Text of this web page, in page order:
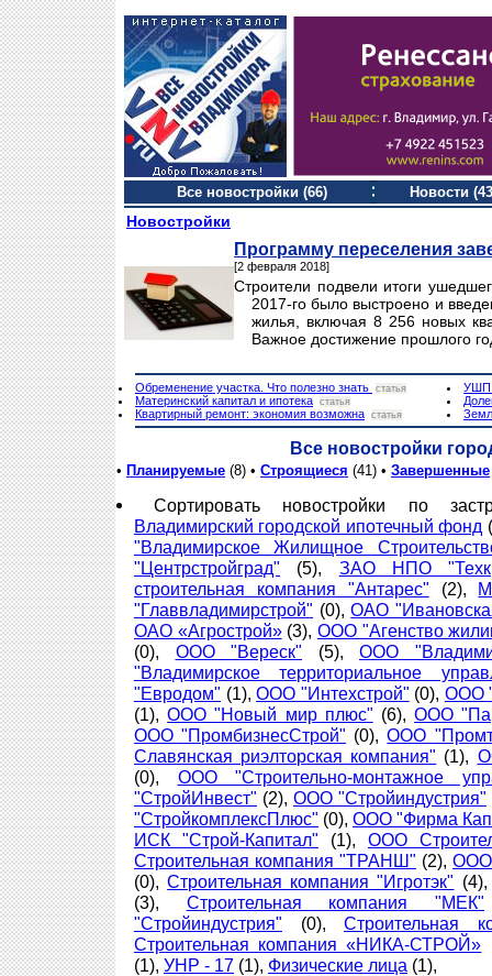
Все новостройки (66) Новости
Новостройки
Программу переселения
[2 февраля 2018]
Строители подвели итоги
2017-го было выстроено и
жилья, включая 8 256 новых
Важное достижение прошлого
Обременение участка. Что полезно знать статья
Материнский капитал и ипотека статья
Квартирный ремонт: экономия возможна статья
УШП.
Все новостройки
• Планируемые (8) • Строящиеся (41) • Завершенные
Сортировать новостройки по
Владимирский городской ипотечный фонд
"Владимирское Жилищное
"Центрстройград" (5), ЗАО НПО
строительная компания "Антарес" (2),
"Главвладимирстрой" (0),ОАО
ОАО «Агрострой»(3), ООО "Агенство
(0), ООО "Вереск" (5), ООО
"Владимирское территориальное
"Евродом" (1),ООО "Интехстрой" (0), ООО
(1),ООО "Новый мир плюс" (6),ООО
ООО "ПромбизнесСтрой" (0),ООО
Славянская риэлторская компания" (1),
(0), ООО "Строительно-монтажное
"СтройИнвест" (2), ООО "Стройиндустрия"
"СтройкомплексПлюс" (0), ООО "Фирма
ИСК "Строй-Капитал" (1), ООО
Строительная компания "ТРАНШ" (2), ООО
(0),Строительная компания "Игротэк"
(3), Строительная компания "МЕК"
"Стройиндустрия" (0), Строительная
Строительная компания «НИКА-СТРОЙ»
(1), УНР - 17 (1), Физические лица (1),